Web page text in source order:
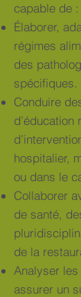
capable de :
Élaborer,
régimes
des
spécifiques.
Conduire
d’éducation
hospitalier,
ou dans le
Collaborer
de santé,
de la
Analyser
assurer un